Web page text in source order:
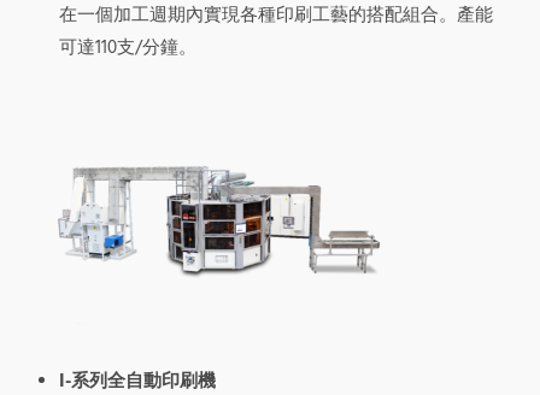
在一個加工週期內實現各種印刷工藝的搭配組合。產能
可達110支/分鐘。
I-系列全自動印刷機